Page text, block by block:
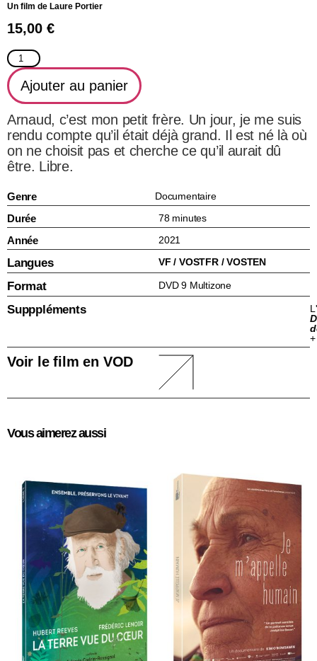
Un film de Laure Portier
15,00 €
Ajouter au panier
Arnaud, c’est mon petit frère. Un jour, je me suis
rendu compte qu’il était déjà grand. Il est né là où
on ne choisit pas et cherche ce qu’il aurait dû
être. Libre.
Genre Documentaire
Durée 78 minutes
Année 2021
Langues VF / VOSTFR / VOSTEN
Format DVD 9 Multizone
Supppléments
Voir le film en VOD
Vous aimerez aussi